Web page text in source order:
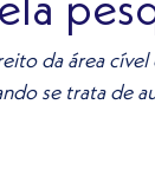
da área cível
se trata de